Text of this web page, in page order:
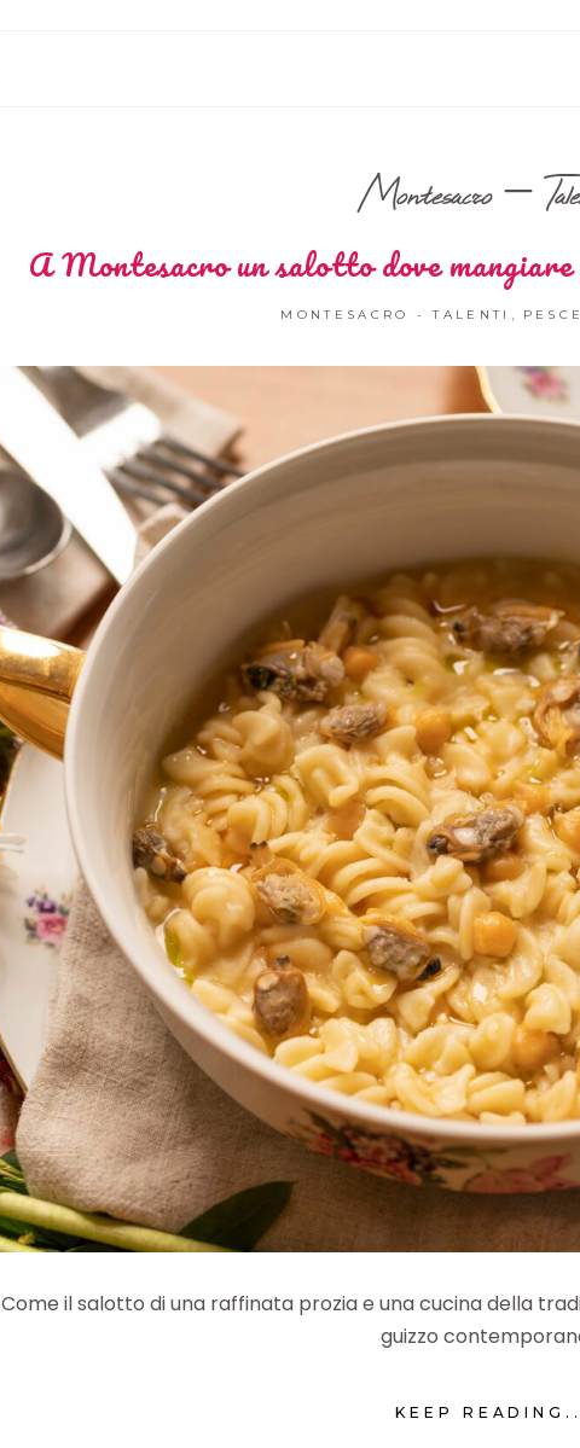
Montesacro –
A Montesacro un salotto dove mangiare
MONTESACRO - TALENTI PESCE
Come il salotto di una raffinata prozia e una cucina della
guizzo
KEEP